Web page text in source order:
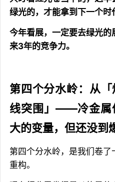
绿光的，才能拿到下一个时
今年看展，一定要去绿光
来3年的竞争力。
第四个分水岭：从
线突围」——冷金属
大的变量，但还没到
第四个分水岭，是我们卷
重构。